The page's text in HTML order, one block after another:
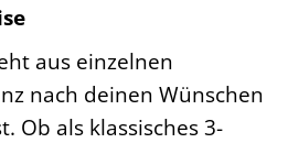
aus einzelnen
nach deinen Wünschen
Ob als klassisches 3-